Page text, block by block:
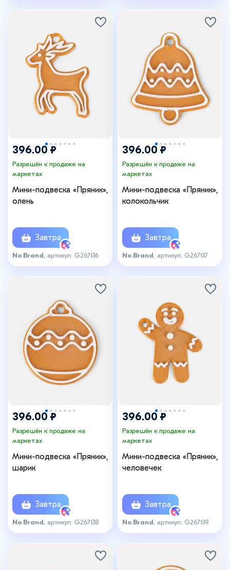
396.00 ₽
Разрешён к продаже на
маркетах
Мини-подвеска «Пряник»,
олень
Завтра
No Brand , артикул: G267136
396.00 ₽
Разрешён к продаже на
маркетах
Мини-подвеска «Пряник»,
колокольчик
Завтра
No Brand , артикул: G267137
396.00 ₽
Разрешён к продаже на
маркетах
Мини-подвеска «Пряник»,
шарик
Завтра
No Brand , артикул: G267138
396.00 ₽
Разрешён к продаже на
маркетах
Мини-подвеска «Пряник»,
человечек
Завтра
No Brand , артикул: G267139